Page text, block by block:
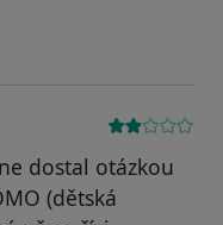
dostal otázkou
(dětská